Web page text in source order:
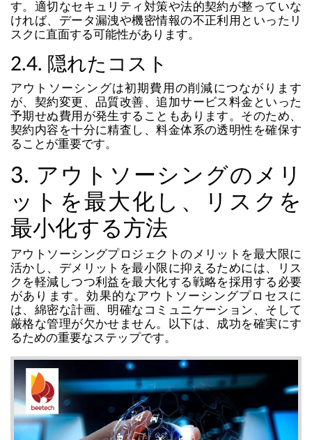
す。適切なセキュリティ対策や法的契約が整っていな
ければ、データ漏洩や機密情報の不正利用といったリ
スクに直面する可能性があります。
2.4. 隠れたコスト
アウトソーシングは初期費用の削減につながります
が、契約変更、品質改善、追加サービス料金といった
予期せぬ費用が発生することもあります。そのため、
契約内容を十分に精査し、料金体系の透明性を確保す
ることが重要です。
3. アウトソーシングのメリ
ットを最大化し、リスクを
最小化する方法
アウトソーシングプロジェクトのメリットを最大限に
活かし、デメリットを最小限に抑えるためには、リス
クを軽減しつつ利益を最大化する戦略を採用する必要
があります。効果的なアウトソーシングプロセスに
は、綿密な計画、明確なコミュニケーション、そして
厳格な管理が欠かせません。以下は、成功を確実にす
るための重要なステップです。